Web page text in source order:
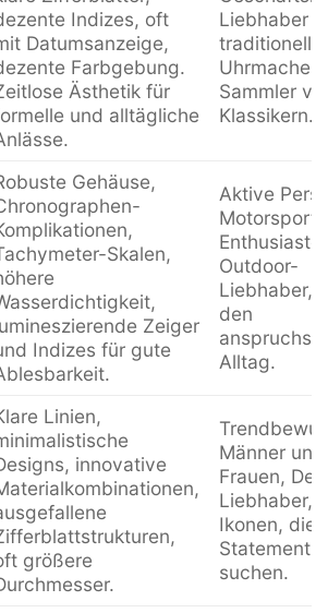
Indizes, oft
Datumsanzeige,
Farbgebung.
Ästhetik für
und alltägliche
Liebhaber
traditioneller
Sammler
Klassikern.
Gehäuse,
Skalen,
Zeiger
Indizes für gute
Aktive
Motorsport-
Outdoor-
Liebhaber,
den
Alltag.
Linien,
innovative
größere
Männer und
Frauen,
Liebhaber,
Ikonen, die
Statement-
suchen.